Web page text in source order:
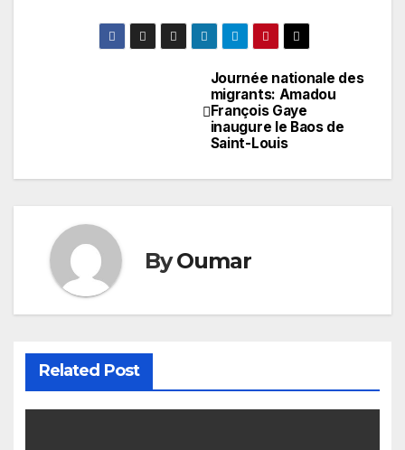
Journée nationale des
migrants: Amadou
François Gaye
inaugure le Baos de
Saint-Louis
ByOumar
Related Post